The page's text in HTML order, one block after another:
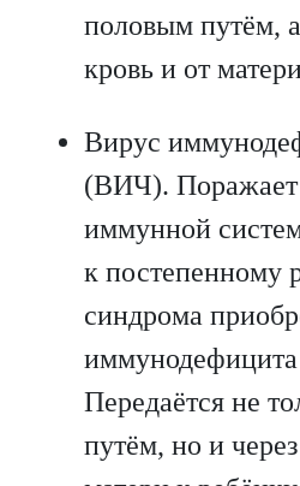
половым путём,
кровь и от
Вирус
(ВИЧ). Поражает
иммунной
к постепенному
синдрома
Передаётся не
путём, но и